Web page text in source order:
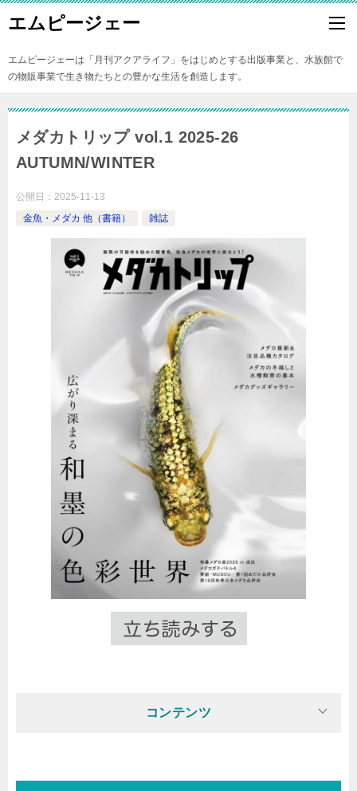
エムピージェー
エムピージェーは「月刊アクアライフ」をはじめとする出版事業と、水族館で
の物販事業で生き物たちとの豊かな生活を創造します。
メダカトリップ vol.1 2025-26
AUTUMN/WINTER
公開日： 2025-11-13
金魚・メダカ 他（書籍）
雑誌
コンテンツ